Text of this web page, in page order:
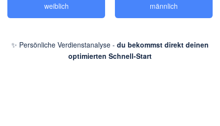
weiblich männlich
✨ Persönliche Verdienstanalyse - du bekommst direkt deinen
optimierten Schnell-Start